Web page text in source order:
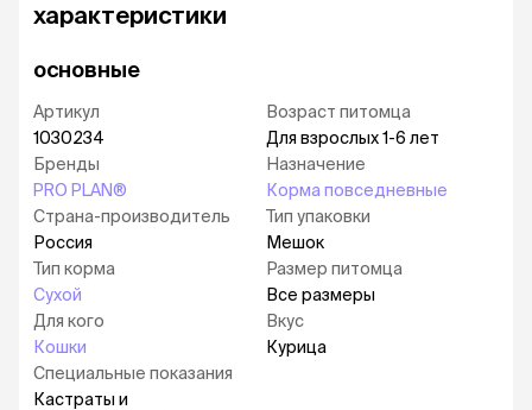
корма благодаря отобранным
высококачественным источникам белка
Подходит привередливым питомцам с
чувствительным пищеварением
Помогает поддерживать оптимальный вес
тела кошки, а также здоровье их
мочевыделительной системы
Корм сухой для кошек PRO PLAN® Sterilised
DELICATE DIGESTION (Чувствительное
пищеварение) — это полюбившийся PRO PLAN®
Sterilised OptiDigest с новым названием, но
прежним качеством.
характеристики
основные
Артикул
1030234
Бренды
PRO PLAN®
Страна-производитель
Россия
Тип корма
Сухой
Для кого
Кошки
Специальные показания
Кастраты и
Возраст питомца
Для взрослых 1-6 лет
Назначение
Корма повседневные
Тип упаковки
Мешок
Размер питомца
Все размеры
Вкус
Курица